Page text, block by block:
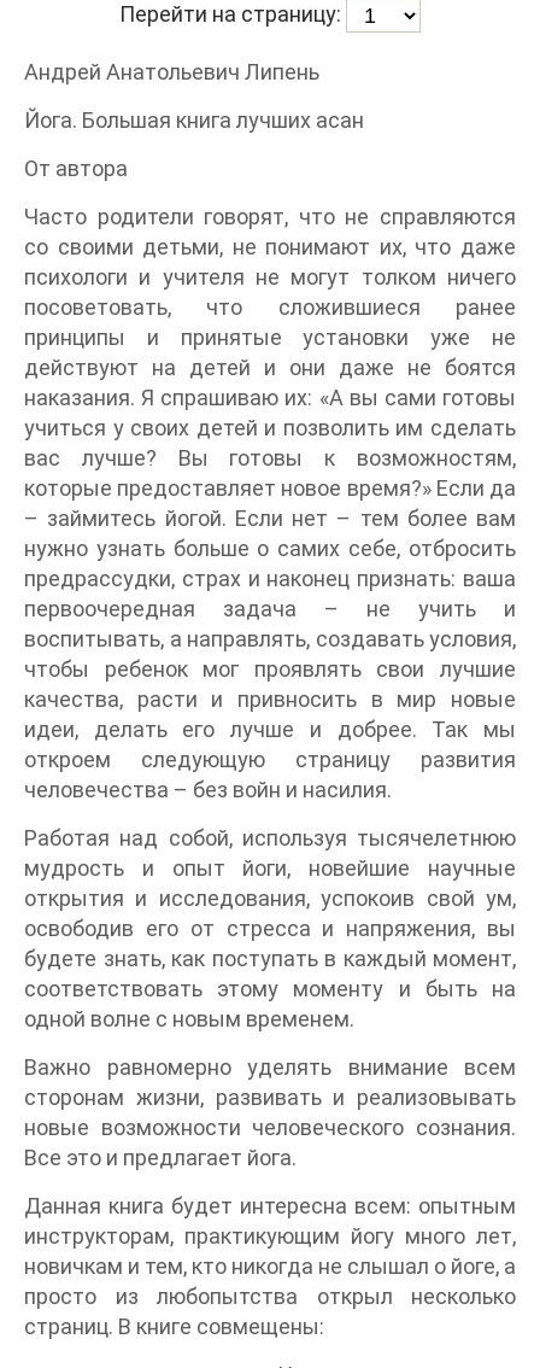
Перейти на страницу:
Андрей Анатольевич Липень
Йога. Большая книга лучших асан
От автора
Часто родители говорят, что не справляются
со своими детьми, не понимают их, что даже
психологи и учителя не могут толком ничего
посоветовать, что сложившиеся ранее
принципы и принятые установки уже не
действуют на детей и они даже не боятся
наказания. Я спрашиваю их: «А вы сами готовы
учиться у своих детей и позволить им сделать
вас лучше? Вы готовы к возможностям,
которые предоставляет новое время?» Если да
– займитесь йогой. Если нет – тем более вам
нужно узнать больше о самих себе, отбросить
предрассудки, страх и наконец признать: ваша
первоочередная задача – не учить и
воспитывать, а направлять, создавать условия,
чтобы ребенок мог проявлять свои лучшие
качества, расти и привносить в мир новые
идеи, делать его лучше и добрее. Так мы
откроем следующую страницу развития
человечества – без войн и насилия.
Работая над собой, используя тысячелетнюю
мудрость и опыт йоги, новейшие научные
открытия и исследования, успокоив свой ум,
освободив его от стресса и напряжения, вы
будете знать, как поступать в каждый момент,
соответствовать этому моменту и быть на
одной волне с новым временем.
Важно равномерно уделять внимание всем
сторонам жизни, развивать и реализовывать
новые возможности человеческого сознания.
Все это и предлагает йога.
Данная книга будет интересна всем: опытным
инструкторам, практикующим йогу много лет,
новичкам и тем, кто никогда не слышал о йоге, а
просто из любопытства открыл несколько
страниц. В книге совмещены: